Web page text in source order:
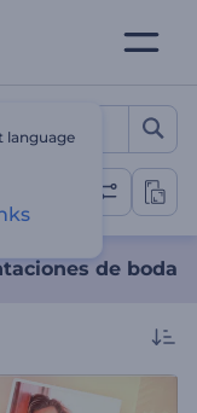
para
de boda
language